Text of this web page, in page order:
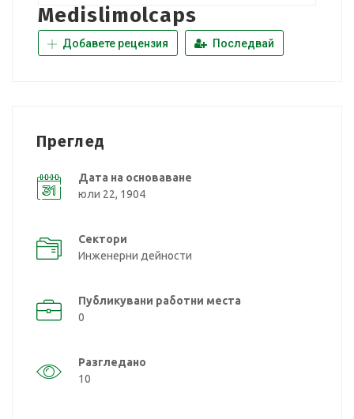
Medislimolcaps
Добавете рецензия Последвай
Преглед
Дата на основаване
юли 22, 1904
Сектори
Инженерни дейности
Публикувани работни места
0
Разгледано
10